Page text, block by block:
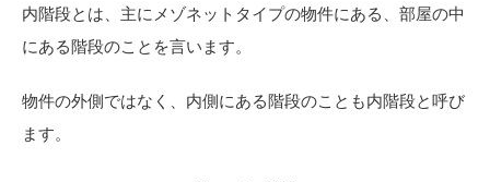
内階段とは、主にメゾネットタイプの物件にある、部屋の中
にある階段のことを言います。
物件の外側ではなく、内側にある階段のことも内階段と呼び
ます。